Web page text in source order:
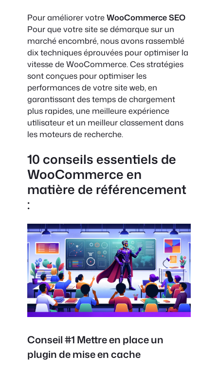
Pour améliorer votreWooCommerce SEO
Pour que votre site se démarque sur un
marché encombré, nous avons rassemblé
dix techniques éprouvées pour optimiser la
vitesse de WooCommerce. Ces stratégies
sont conçues pour optimiser les
performances de votre site web, en
garantissant des temps de chargement
plus rapides, une meilleure expérience
utilisateur et un meilleur classement dans
les moteurs de recherche.
10 conseils essentiels de
WooCommerce en
matière de référencement
:
Conseil #1 Mettre en place un
plugin de mise en cache